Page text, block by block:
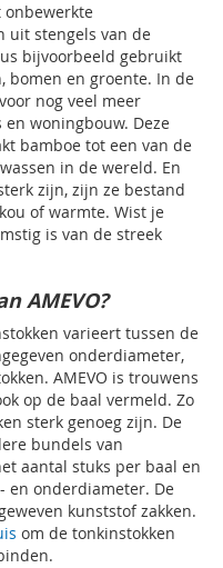
onbewerkte
uit stengels van de
bijvoorbeeld gebruikt
bomen en groente. In de
nog veel meer
woningbouw. Deze
bamboe tot een van de
in de wereld. En
zijn, zijn ze bestand
of warmte. Wist je
is van de streek
AMEVO?
varieert tussen de
onderdiameter,
AMEVO is trouwens
op de baal vermeld. Zo
sterk genoeg zijn. De
bundels van
aantal stuks per baal en
en onderdiameter. De
kunststof zakken.
om de tonkinstokken